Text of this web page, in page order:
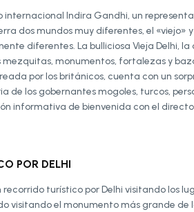
internacional Indira Gandhi, un
dos mundos muy diferentes, el «viejo»
diferentes. La bulliciosa Vieja Delhi,
mezquitas, monumentos, fortalezas y
por los británicos, cuenta con un
de los gobernantes mogoles, turcos,
informativa de bienvenida con el
POR DELHI
recorrido turístico por Delhi visitando los
visitando el monumento más grande de